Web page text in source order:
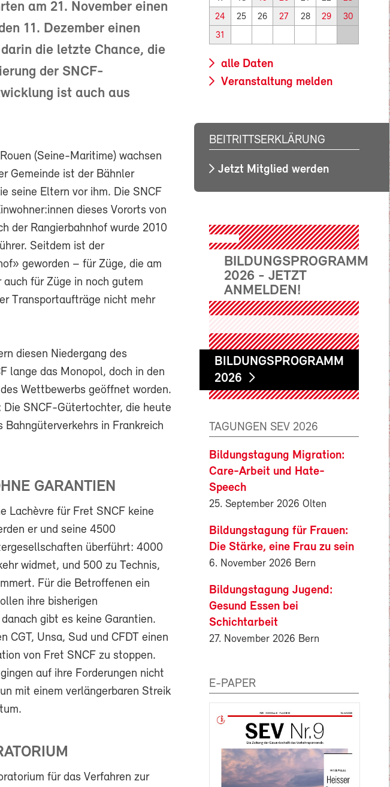
am 21. November einen
11. Dezember einen
die letzte Chance, die
der SNCF-
ist auch aus
(Seine-Maritime) wachsen
Gemeinde ist der Bähnler
seine Eltern vor ihm. Die SNCF
dieses Vororts von
der Rangierbahnhof wurde 2010
Seitdem ist der
geworden – für Züge, die am
für Züge in noch gutem
Transportaufträge nicht mehr
diesen Niedergang des
lange das Monopol, doch in den
Wettbewerbs geöffnet worden.
SNCF-Gütertochter, die heute
in Frankreich
GARANTIEN
Lachèvre für Fret SNCF keine
er und seine 4500
überführt: 4000
widmet, und 500 zu Technis,
Für die Betroffenen ein
ihre bisherigen
gibt es keine Garantien.
CGT, Unsa, Sud und CFDT einen
von Fret SNCF zu stoppen.
auf ihre Forderungen nicht
mit einem verlängerbaren Streik
für das Verfahren zur
24 25 26 27 28 29 30
31
alle Daten
Veranstaltung melden
BEITRITTSERKLÄRUNG
Jetzt Mitglied werden
BILDUNGSPROGRAMM
2026 - JETZT
ANMELDEN!
BILDUNGSPROGRAMM
2026
TAGUNGEN SEV 2026
Bildungstagung Migration:
Care-Arbeit und Hate-
Speech
25. September 2026 Olten
Bildungstagung für Frauen:
Die Stärke, eine Frau zu sein
6. November 2026 Bern
Bildungstagung Jugend:
Gesund Essen bei
Schichtarbeit
27. November 2026 Bern
E-PAPER